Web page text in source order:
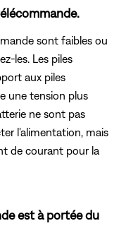
sont faibles ou
les. Les piles
aux piles
une tension plus
ne sont pas
l'alimentation, mais
de courant pour la
est à portée du